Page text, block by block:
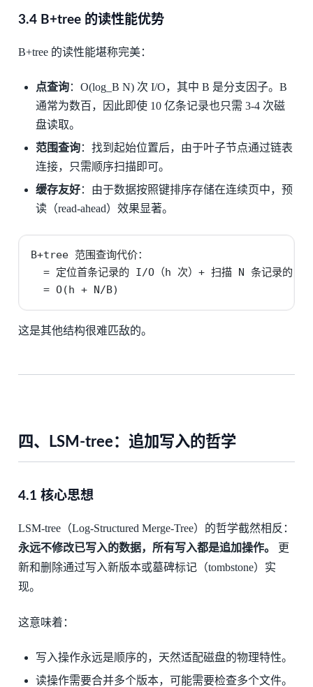
3.4 B+tree 的读性能优势
B+tree 的读性能堪称完美：
点查询：O(log_B N) 次 I/O，其中 B 是分支因子。B
通常为数百，因此即使 10 亿条记录也只需 3-4 次磁
盘读取。
范围查询：找到起始位置后，由于叶子节点通过链表
连接，只需顺序扫描即可。
缓存友好：由于数据按照键排序存储在连续页中，预
读（read-ahead）效果显著。
B+tree 范围查询代价：
= 定位首条记录的 I/O（h 次）+ 扫描 N 条记录的
  = O(h + N/B)
这是其他结构很难匹敌的。
四、LSM-tree：追加写入的哲学
4.1 核心思想
LSM-tree（Log-Structured Merge-Tree）的哲学截然相反：
永远不修改已写入的数据，所有写入都是追加操作。
更
新和删除通过写入新版本或墓碑标记（tombstone）实
现。
这意味着：
写入操作永远是顺序的，天然适配磁盘的物理特性。
读操作需要合并多个版本，可能需要检查多个文件。